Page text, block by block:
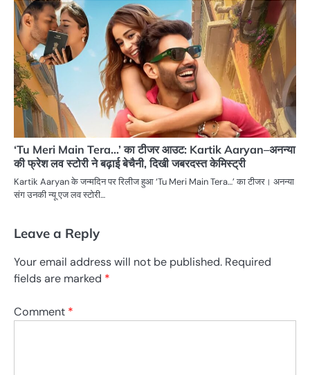
‘Tu Meri Main Tera…’ का टीजर आउट: Kartik Aaryan–अनन्या
की फ्रेश लव स्टोरी ने बढ़ाई बेचैनी, दिखी जबरदस्त केमिस्ट्री
Kartik Aaryan के जन्मदिन पर रिलीज हुआ ‘Tu Meri Main Tera…’ का टीजर। अनन्या
संग उनकी न्यू एज लव स्टोरी…
Leave a Reply
Your email address will not be published. Required
fields are marked *
Comment *